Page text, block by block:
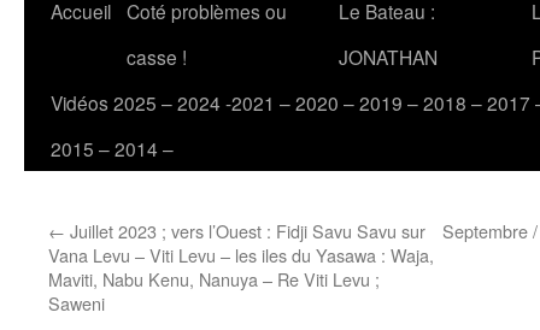
Accueil Coté problèmes ou
casse !
Le Bateau :
JONATHAN
Vidéos 2025 – 2024 -2021 – 2020 – 2019 – 2018 – 2017
2015 – 2014 –
← Juillet 2023 ; vers l’Ouest : Fidji Savu Savu sur
Vana Levu – Viti Levu – les iles du Yasawa : Waja,
Maviti, Nabu Kenu, Nanuya – Re Viti Levu ;
Saweni
Septembre